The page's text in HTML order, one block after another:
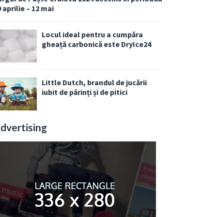
aprilie – 12 mai
Locul ideal pentru a cumpăra
gheață carbonică este DryIce24
Little Dutch, brandul de jucării
iubit de părinți și de pitici